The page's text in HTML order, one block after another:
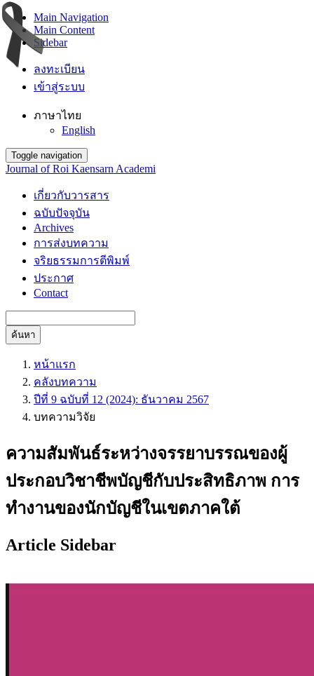
Main Navigation
Main Content
Sidebar
ลงทะเบียน
เข้าสู่ระบบ
ภาษาไทย
English
Toggle navigation
Journal of Roi Kaensarn Academi
เกี่ยวกับวารสาร
ฉบับปัจจุบัน
Archives
การส่งบทความ
จริยธรรมการตีพิมพ์
ประกาศ
Contact
ค้นหา
หน้าแรก
คลังบทความ
ปีที่ 9 ฉบับที่ 12 (2024): ธันวาคม 2567
บทความวิจัย
ความสัมพันธ์ระหว่างจรรยาบรรณของผู้
ประกอบวิชาชีพบัญชีกับประสิทธิภาพ การ
ทำงานของนักบัญชีในเขตภาคใต้
Article Sidebar